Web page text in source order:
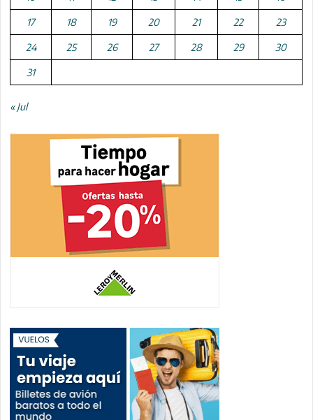
17 18 19 20 21 22 23
24 25 26 27 28 29 30
31
« Jul